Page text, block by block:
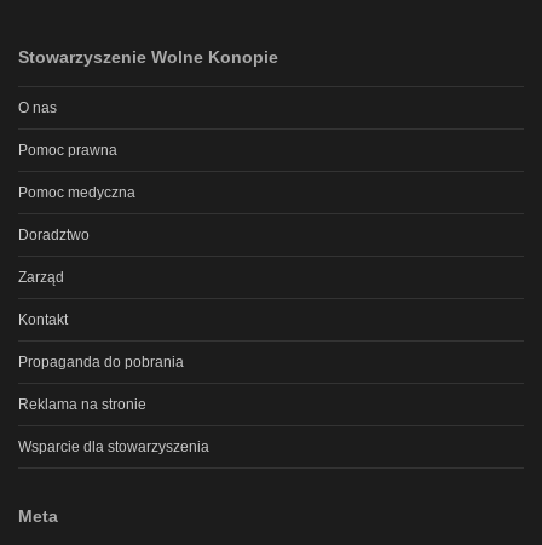
Stowarzyszenie Wolne Konopie
O nas
Pomoc prawna
Pomoc medyczna
Doradztwo
Zarząd
Kontakt
Propaganda do pobrania
Reklama na stronie
Wsparcie dla stowarzyszenia
Meta